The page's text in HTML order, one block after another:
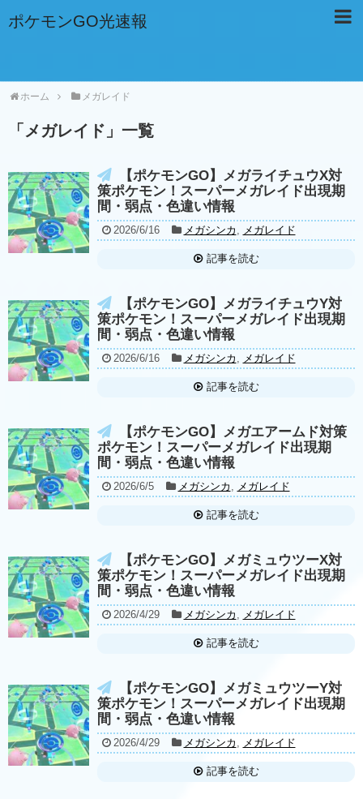
ポケモンGO光速報
ホーム メガレイド
「 メガレイド 」 一覧
【ポケモンGO】メガライチュウX対
策ポケモン！スーパーメガレイド出現期
間・弱点・色違い情報
2026/6/16 メガシンカ , メガレイド
記事を読む
【ポケモンGO】メガライチュウY対
策ポケモン！スーパーメガレイド出現期
間・弱点・色違い情報
2026/6/16 メガシンカ , メガレイド
記事を読む
【ポケモンGO】メガエアームド対策
ポケモン！スーパーメガレイド出現期
間・弱点・色違い情報
2026/6/5 メガシンカ , メガレイド
記事を読む
【ポケモンGO】メガミュウツーX対
策ポケモン！スーパーメガレイド出現期
間・弱点・色違い情報
2026/4/29 メガシンカ , メガレイド
記事を読む
【ポケモンGO】メガミュウツーY対
策ポケモン！スーパーメガレイド出現期
間・弱点・色違い情報
2026/4/29 メガシンカ , メガレイド
記事を読む